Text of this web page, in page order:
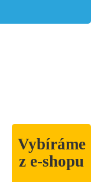
Vybíráme
z e-shopu